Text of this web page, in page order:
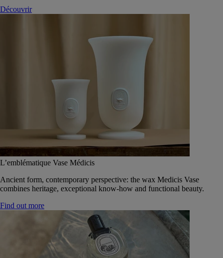
Découvrir
L’emblématique Vase Médicis
Ancient form, contemporary perspective: the wax Medicis Vase
combines heritage, exceptional know-how and functional beauty.
Find out more